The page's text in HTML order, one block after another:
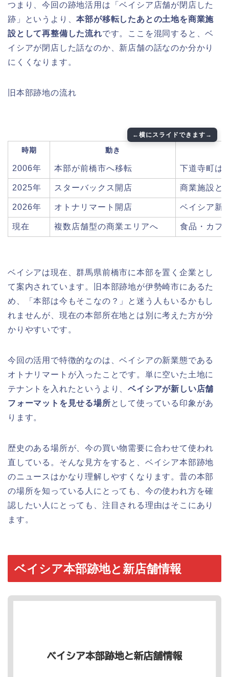
つまり、今回の跡地活用は「ベイシア店舗が閉店した
跡」というより、本部が移転したあとの土地を商業施
設として再整備した流れです。ここを混同すると、ベ
イシアが閉店した話なのか、新店舗の話なのか分かり
にくくなります。
旧本部跡地の流れ
時期 動き
2006年 本部が前橋市へ移転 下道寺町は
2025年 スターバックス開店 商業施設と
2026年 オトナリマート開店 ベイシア新
現在 複数店舗型の商業エリアへ 食品・カフ
ベイシアは現在、群馬県前橋市に本部を置く企業とし
て案内されています。旧本部跡地が伊勢崎市にあるた
め、「本部は今もそこなの？」と迷う人もいるかもし
れませんが、現在の本部所在地とは別に考えた方が分
かりやすいです。
今回の活用で特徴的なのは、ベイシアの新業態である
オトナリマートが入ったことです。単に空いた土地に
テナントを入れたというより、ベイシアが新しい店舗
フォーマットを見せる場所として使っている印象があ
ります。
歴史のある場所が、今の買い物需要に合わせて使われ
直している。そんな見方をすると、ベイシア本部跡地
のニュースはかなり理解しやすくなります。昔の本部
の場所を知っている人にとっても、今の使われ方を確
認したい人にとっても、注目される理由はそこにあり
ます。
ベイシア本部跡地と新店舗情報